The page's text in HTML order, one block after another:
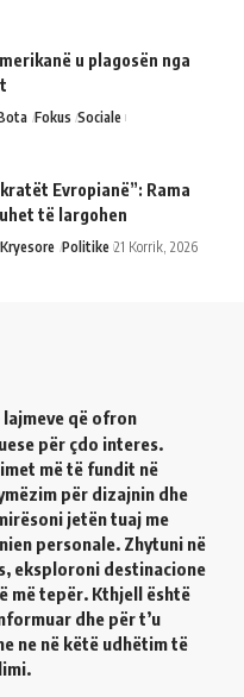
u plagosën nga
Fokus Sociale
Evropianë”: Rama
të largohen
Kryesore Politike 21 Korrik, 2026
që ofron
për çdo interes.
më të fundit në
për dizajnin dhe
jetën tuaj me
personale. Zhytuni në
eksploroni destinacione
më tepër. Kthjell është
dhe për t’u
ne në këtë udhëtim të